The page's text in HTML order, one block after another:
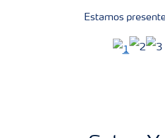
Estamos